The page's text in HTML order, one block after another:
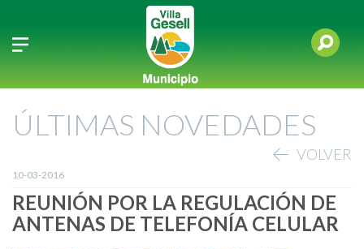
ÚLTIMAS NOVEDADES
VOLVER
10-03-2016
REUNIÓN POR LA REGULACIÓN DE
ANTENAS DE TELEFONÍA CELULAR